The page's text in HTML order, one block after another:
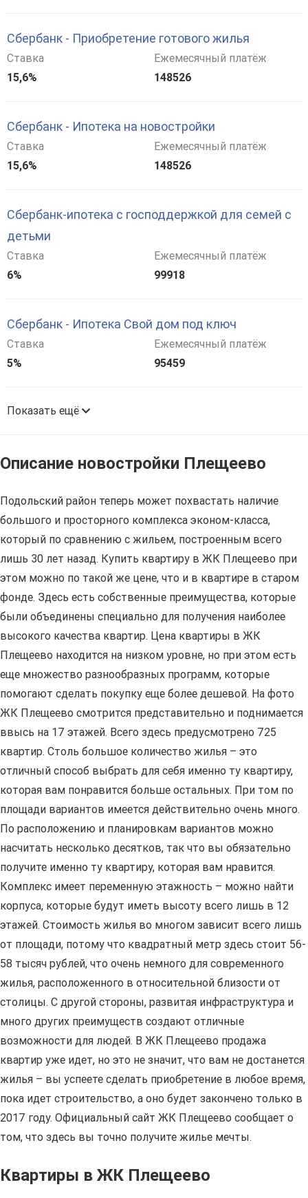
Сбербанк - Приобретение готового жилья
Ставка
15,6%
Ежемесячный платёж
148526
Сбербанк - Ипотека на новостройки
Ставка
15,6%
Ежемесячный платёж
148526
Сбербанк-ипотека с господдержкой для семей с
детьми
Ставка
6%
Ежемесячный платёж
99918
Сбербанк - Ипотека Свой дом под ключ
Ставка
5%
Ежемесячный платёж
95459
Показать ещё
Описание новостройки Плещеево
Подольский район теперь может похвастать наличие
большого и просторного комплекса эконом-класса,
который по сравнению с жильем, построенным всего
лишь 30 лет назад. Купить квартиру в ЖК Плещеево при
этом можно по такой же цене, что и в квартире в старом
фонде. Здесь есть собственные преимущества, которые
были объединены специально для получения наиболее
высокого качества квартир. Цена квартиры в ЖК
Плещеево находится на низком уровне, но при этом есть
еще множество разнообразных программ, которые
помогают сделать покупку еще более дешевой. На фото
ЖК Плещеево смотрится представительно и поднимается
ввысь на 17 этажей. Всего здесь предусмотрено 725
квартир. Столь большое количество жилья – это
отличный способ выбрать для себя именно ту квартиру,
которая вам понравится больше остальных. При том по
площади вариантов имеется действительно очень много.
По расположению и планировкам вариантов можно
насчитать несколько десятков, так что вы обязательно
получите именно ту квартиру, которая вам нравится.
Комплекс имеет переменную этажность – можно найти
корпуса, которые будут иметь высоту всего лишь в 12
этажей. Стоимость жилья во многом зависит всего лишь
от площади, потому что квадратный метр здесь стоит 56-
58 тысяч рублей, что очень немного для современного
жилья, расположенного в относительной близости от
столицы. С другой стороны, развитая инфраструктура и
много других преимуществ создают отличные
возможности для людей. В ЖК Плещеево продажа
квартир уже идет, но это не значит, что вам не достанется
жилья – вы успеете сделать приобретение в любое время,
пока идет строительство, а оно будет закончено только в
2017 году. Официальный сайт ЖК Плещеево сообщает о
том, что здесь вы точно получите жилье мечты.
Квартиры в ЖК Плещеево